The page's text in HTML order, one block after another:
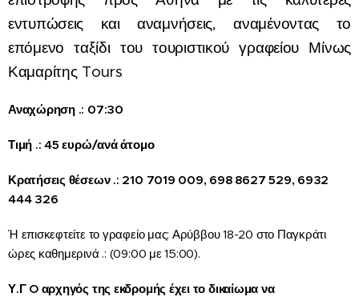
εντυπώσεις και αναμνήσεις, αναμένοντας το
επόμενο ταξίδι του τουριστικού γραφείου Μίνως
Καμαρίτης Tours
Αναχώρηση .: 07:30
Τιμή .: 45 ευρώ/ανά άτομο
Κρατήσεις θέσεων .: 210 7019 009, 698 8627 529, 6932
444 326
Ή επισκεφτείτε το γραφείο μας: Αρύββου 18-20 στο Παγκράτι
ώρες καθημερινά .: (09:00 με 15:00).
Υ.Γ O αρχηγός της εκδρομής έχει το δικαίωμα να